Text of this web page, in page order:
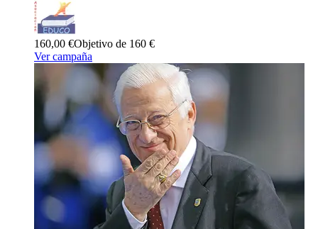
160,00 €Objetivo de 160 €
Ver campaña